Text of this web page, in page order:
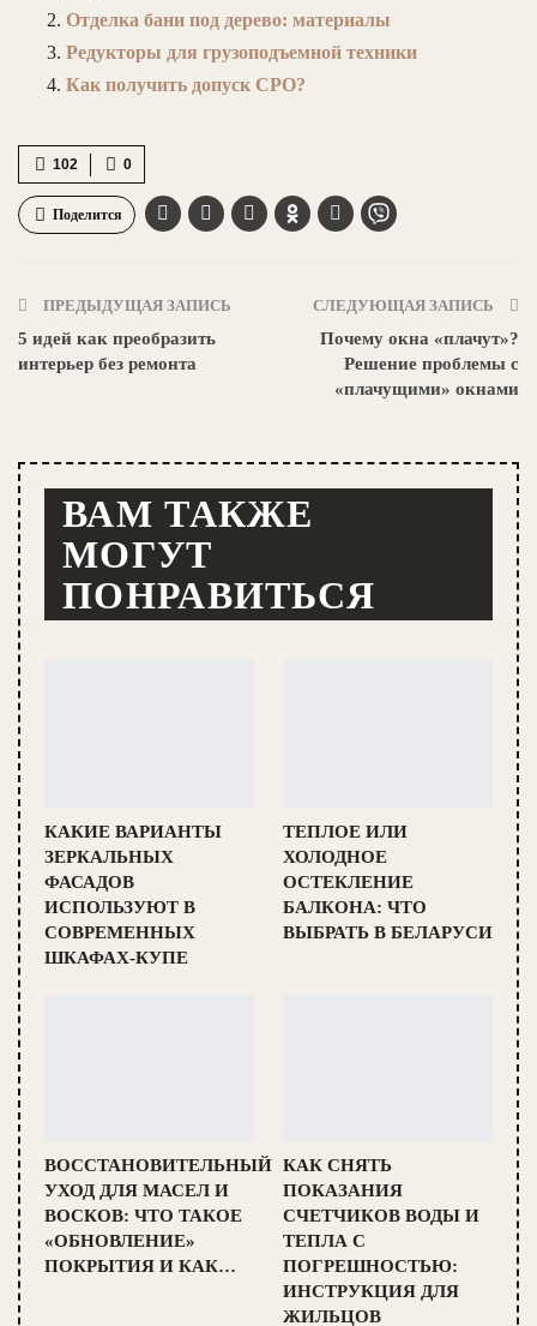
Отделка бани под дерево: материалы
Редукторы для грузоподъемной техники
Как получить допуск СРО?
0
102
Поделится
ПРЕДЫДУЩАЯ ЗАПИСЬ
5 идей как преобразить
интерьер без ремонта
СЛЕДУЮЩАЯ ЗАПИСЬ
Почему окна «плачут»?
Решение проблемы с
«плачущими» окнами
ВАМ ТАКЖЕ
МОГУТ
ПОНРАВИТЬСЯ
КАКИЕ ВАРИАНТЫ
ЗЕРКАЛЬНЫХ
ФАСАДОВ
ИСПОЛЬЗУЮТ В
СОВРЕМЕННЫХ
ШКАФАХ-КУПЕ
ТЕПЛОЕ ИЛИ
ХОЛОДНОЕ
ОСТЕКЛЕНИЕ
БАЛКОНА: ЧТО
ВЫБРАТЬ В БЕЛАРУСИ
ВОССТАНОВИТЕЛЬНЫЙ
УХОД ДЛЯ МАСЕЛ И
ВОСКОВ: ЧТО ТАКОЕ
«ОБНОВЛЕНИЕ»
ПОКРЫТИЯ И КАК…
КАК СНЯТЬ
ПОКАЗАНИЯ
СЧЕТЧИКОВ ВОДЫ И
ТЕПЛА С
ПОГРЕШНОСТЬЮ:
ИНСТРУКЦИЯ ДЛЯ
ЖИЛЬЦОВ